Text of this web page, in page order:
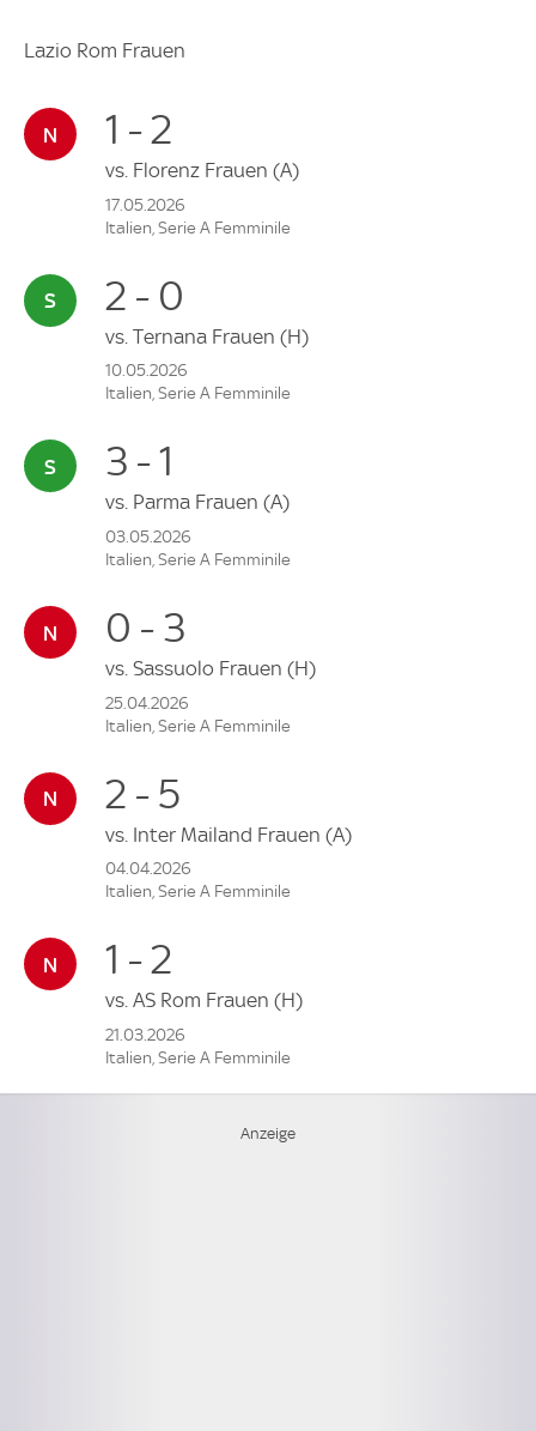
Lazio Rom Frauen
1 - 2
vs. Florenz Frauen (A)
17.05.2026
Italien, Serie A Femminile
2 - 0
vs. Ternana Frauen (H)
10.05.2026
Italien, Serie A Femminile
3 - 1
vs. Parma Frauen (A)
03.05.2026
Italien, Serie A Femminile
0 - 3
vs. Sassuolo Frauen (H)
25.04.2026
Italien, Serie A Femminile
2 - 5
vs. Inter Mailand Frauen (A)
04.04.2026
Italien, Serie A Femminile
1 - 2
vs. AS Rom Frauen (H)
21.03.2026
Italien, Serie A Femminile